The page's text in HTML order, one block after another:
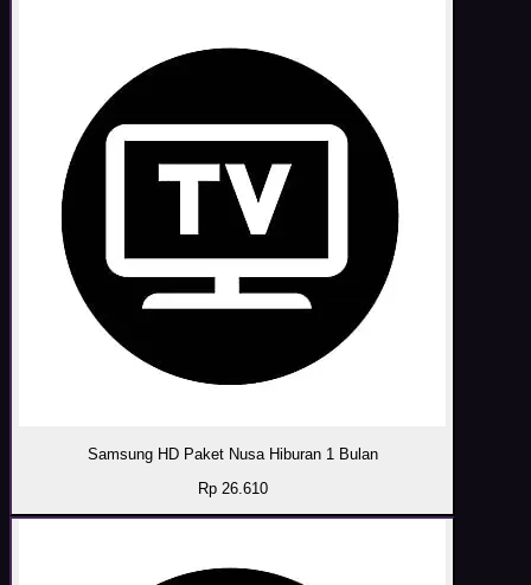
Samsung HD Paket Nusa Hiburan 1 Bulan
Rp 26.610